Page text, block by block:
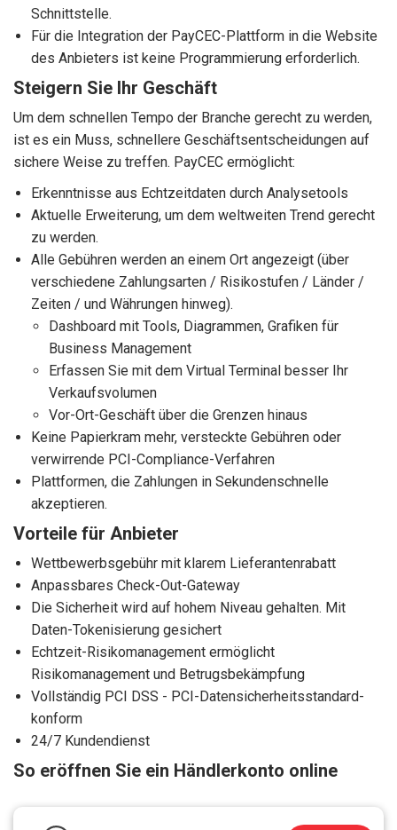
Schnittstelle.
Für die Integration der PayCEC-Plattform in die Website
des Anbieters ist keine Programmierung erforderlich.
Steigern Sie Ihr Geschäft
Um dem schnellen Tempo der Branche gerecht zu werden,
ist es ein Muss, schnellere Geschäftsentscheidungen auf
sichere Weise zu treffen. PayCEC ermöglicht:
Erkenntnisse aus Echtzeitdaten durch Analysetools
Aktuelle Erweiterung, um dem weltweiten Trend gerecht
zu werden.
Alle Gebühren werden an einem Ort angezeigt (über
verschiedene Zahlungsarten / Risikostufen / Länder /
Zeiten / und Währungen hinweg).
Dashboard mit Tools, Diagrammen, Grafiken für
Business Management
Erfassen Sie mit dem Virtual Terminal besser Ihr
Verkaufsvolumen
Vor-Ort-Geschäft über die Grenzen hinaus
Keine Papierkram mehr, versteckte Gebühren oder
verwirrende PCI-Compliance-Verfahren
Plattformen, die Zahlungen in Sekundenschnelle
akzeptieren.
Vorteile für Anbieter
Wettbewerbsgebühr mit klarem Lieferantenrabatt
Anpassbares Check-Out-Gateway
Die Sicherheit wird auf hohem Niveau gehalten. Mit
Daten-Tokenisierung gesichert
Echtzeit-Risikomanagement ermöglicht
Risikomanagement und Betrugsbekämpfung
Vollständig PCI DSS - PCI-Datensicherheitsstandard-
konform
24/7 Kundendienst
So eröffnen Sie ein Händlerkonto online